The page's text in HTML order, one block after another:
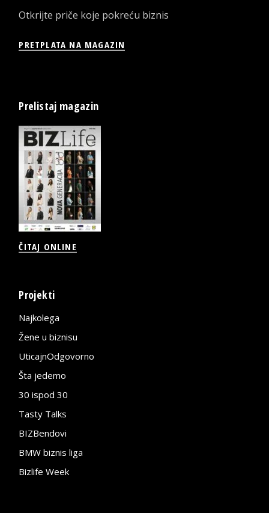
Otkrijte priče koje pokreću biznis
PRETPLATA NA MAGAZIN
Prelistaj magazin
ČITAJ ONLINE
Projekti
Najkolega
Žene u biznisu
UticajnOdgovorno
Šta jedemo
30 ispod 30
Tasty Talks
BIZBendovi
BMW biznis liga
Bizlife Week